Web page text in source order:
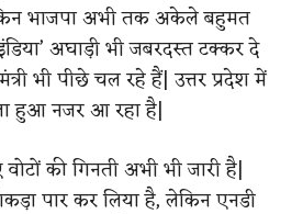
​भाजपा​ अभी तक अकेले बहुमत
अघाड़ी भी जबरदस्त टक्कर दे
भी पीछे चल रहे हैं​|​ उत्तर प्रदेश में
हुआ नजर आ रहा है​|​
की गिनती अभी भी जारी है|
पार कर लिया है, लेकिन एनडी